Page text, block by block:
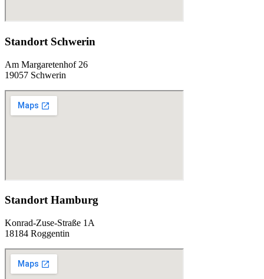
Standort Schwerin
Am Margaretenhof 26
19057 Schwerin
Standort Hamburg
Konrad-Zuse-Straße 1A
18184 Roggentin